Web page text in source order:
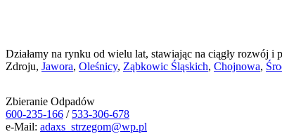
Działamy na rynku od wielu lat, stawiając na ciągły rozwój i
Zdroju, Jawora, Oleśnicy, Ząbkowic Śląskich, Chojnowa,
Zbieranie Odpadów
600-235-166 / 533-306-678
e-Mail: adaxs_strzegom@wp.pl